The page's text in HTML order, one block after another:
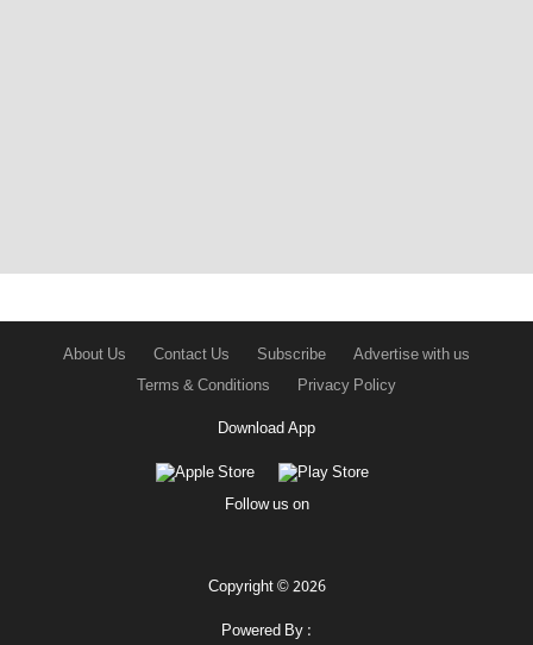
About Us Contact Us Subscribe
Advertise with us
Terms & Conditions
Privacy Policy
Download App
Follow us on
Copyright © 2026
Powered By :